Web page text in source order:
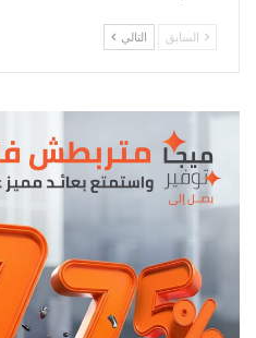
السابق التالي